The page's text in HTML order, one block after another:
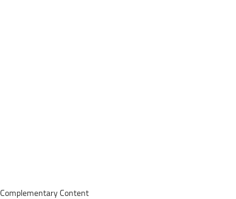
Complementary Content